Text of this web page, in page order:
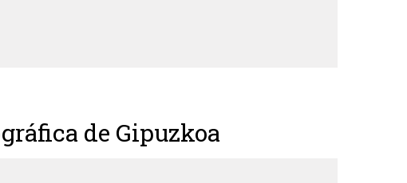
de Gipuzkoa